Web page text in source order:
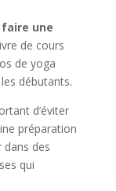
faire une
de cours
de yoga
débutants.
d’éviter
préparation
dans des
qui